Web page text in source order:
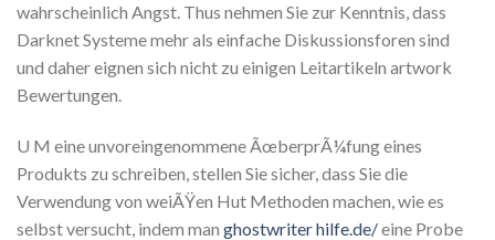
wahrscheinlich Angst. Thus nehmen Sie zur Kenntnis, dass
Darknet Systeme mehr als einfache Diskussionsforen sind
und daher eignen sich nicht zu einigen Leitartikeln artwork
Bewertungen.
U M eine unvoreingenommene ÃœberprÃ¼fung eines
Produkts zu schreiben, stellen Sie sicher, dass Sie die
Verwendung von weiÃŸen Hut Methoden machen, wie es
selbst versucht, indem man ghostwriter hilfe.de/eine Probe